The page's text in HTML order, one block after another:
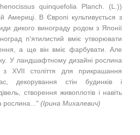
quinquefolia Planch. (L.))
Америці. В Європі культивується з
дикого винограду родом з Японії
п'ятилистий вміє утворювати
а ще він вміє фарбувати. Але
У ландшафтному дизайні рослина
з XVII століття для прикрашання
декорування стін будинків і
створення живоплотів і навіть
рослина..." (Ірина Михалевич)